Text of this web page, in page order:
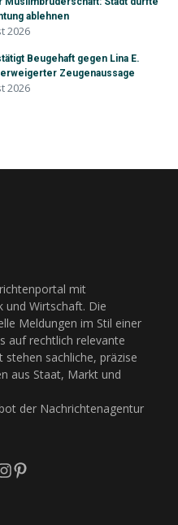
ablehnen
2026
Beugehaft gegen Lina E.
Zeugenaussage
2026
mit
und Wirtschaft. Die
Meldungen im Stil einer
auf rechtlich relevante
sachliche, präzise
aus Staat, Markt und
der Nachrichtenagentur